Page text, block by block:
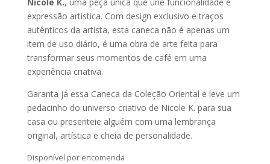
era:
R$ 89,00.
é:
R$ 79,00.
Nicole K., uma peça única que une funcionalidade e
expressão artística. Com design exclusivo e traços
autênticos da artista, esta caneca não é apenas um
item de uso diário, é uma obra de arte feita para
transformar seus momentos de café em uma
experiência criativa.
Garanta já essa Caneca da Coleção Oriental e leve um
pedacinho do universo criativo de Nicole K. para sua
casa ou presenteie alguém com uma lembrança
original, artística e cheia de personalidade.
Disponível por encomenda